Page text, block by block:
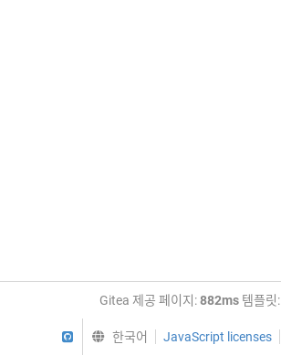
Gitea 제공 페이지:882ms 템플릿:
GitHub한국어 JavaScript licenses